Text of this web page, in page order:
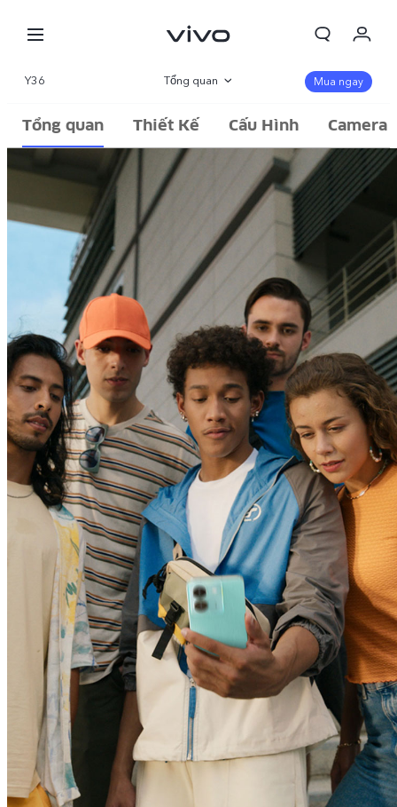
Việt Nam | Chọn quốc gia/khu vực
Giỏ hàng
Đăng nhập/Đăng ký
Tài khoản của tôi
Y36 Tổng quan
Thư viện
Thông số
Mua ngay
Tổng quan Thiết Kế Cấu Hình Camera